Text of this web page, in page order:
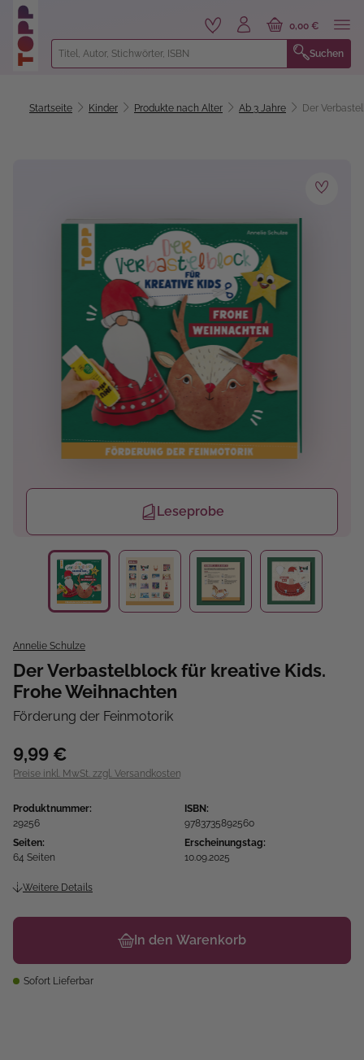
springen
Suchen
0,00 €
Startseite Kinder Produkte nach Alter Ab 3 Jahre Der
Leseprobe
Annelie Schulze
Der Verbastelblock für kreative Kids.
Frohe Weihnachten
Förderung der Feinmotorik
9,99 €
Preise inkl. MwSt. zzgl. Versandkosten
Produktnummer:
29256
ISBN:
9783735892560
Seiten:
64 Seiten
Erscheinungstag:
10.09.2025
Weitere Details
In den Warenkorb
Sofort Lieferbar